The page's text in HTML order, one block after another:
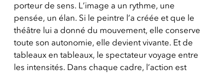
porteur de sens. L’image a un rythme, une
pensée, un élan. Si le peintre l’a créée et que le
théâtre lui a donné du mouvement, elle conserve
toute son autonomie, elle devient vivante. Et de
tableaux en tableaux, le spectateur voyage entre
les intensités. Dans chaque cadre, l’action est